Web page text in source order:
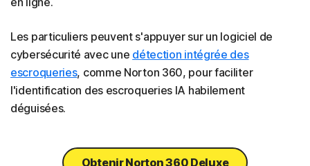
Les particuliers peuvent s'appuyer sur un logiciel de
cybersécurité avec une détection intégrée des
escroqueries, comme Norton 360, pour faciliter
l'identification des escroqueries IA habilement
déguisées.
Obtenir Norton 360 Deluxe